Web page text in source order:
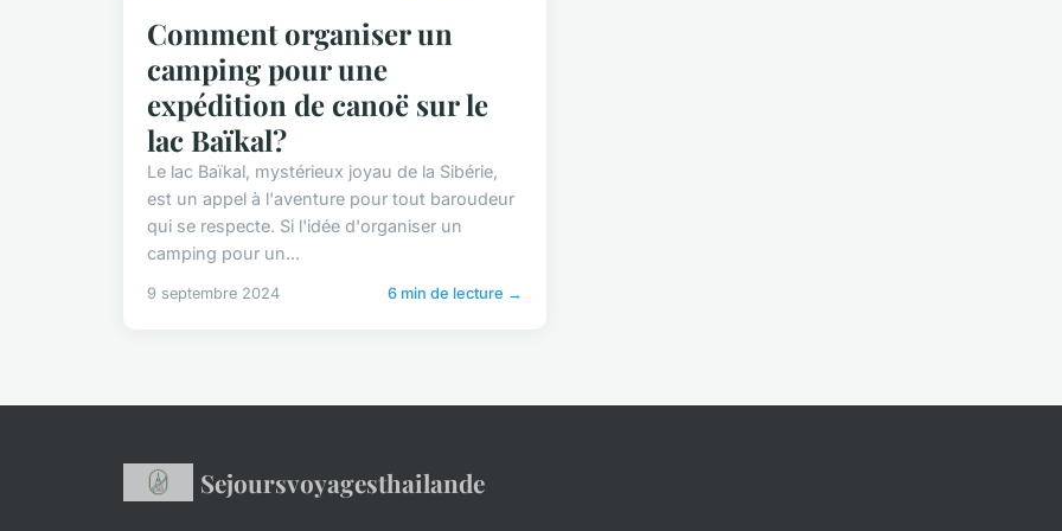
Comment organiser un
camping pour une
expédition de canoë sur le
lac Baïkal?
Le lac Baïkal, mystérieux joyau de la Sibérie,
est un appel à l'aventure pour tout baroudeur
qui se respecte. Si l'idée d'organiser un
camping pour un...
9 septembre 2024 6 min de lecture →
Sejoursvoyagesthailande